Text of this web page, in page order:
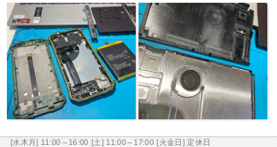
[水木月] 11:00～16:00 [土] 11:00～17:00 [火金日] 定休日